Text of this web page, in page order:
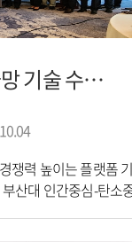
밝혔다.부산대학교
무를 아우르는 통합적
터를 활용한 연구에
▲선박 및 항만의 친환
▲인재 육성을 위한
을 모색할 예정이다.
문 기업으로, 20년 이
선박 운영 서비스를
부산시-부산대 '글로벌 공급망 기술 수요-공급 협의회' 발족
쟁력 높이는 플랫폼
산대 인간중심-탄소